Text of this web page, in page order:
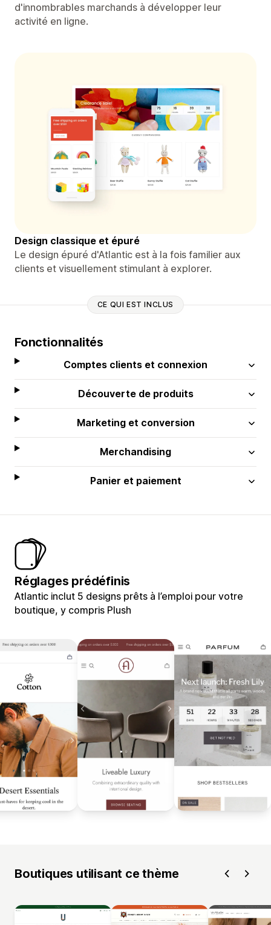
d'innombrables marchands à développer leur
activité en ligne.
Design classique et épuré
Le design épuré d'Atlantic est à la fois familier aux
clients et visuellement stimulant à explorer.
CE QUI EST INCLUS
Fonctionnalités
Comptes clients et connexion
Découverte de produits
Marketing et conversion
Merchandising
Panier et paiement
Réglages prédéfinis
Atlantic inclut 5 designs prêts à l’emploi pour votre
boutique, y compris Plush
Boutiques utilisant ce thème